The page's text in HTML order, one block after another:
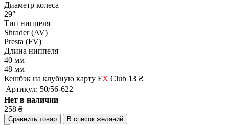
Диаметр колеса
29"
Тип ниппеля
Shrader (AV)
Presta (FV)
Длина ниппеля
40 мм
48 мм
Кешбэк на клубную карту FX Club 13 ₴
Артикул: 50/56-622
Нет в наличии
258 ₴
Сравнить товар В список желаний